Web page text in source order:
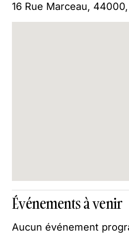
16 Rue Marceau,
Événements à venir
Aucun événement